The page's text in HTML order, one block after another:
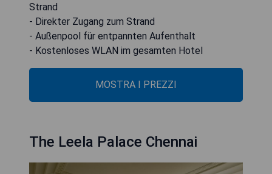
Strand
- Direkter Zugang zum Strand
- Außenpool für entpannten Aufenthalt
- Kostenloses WLAN im gesamten Hotel
MOSTRA I PREZZI
The Leela Palace Chennai